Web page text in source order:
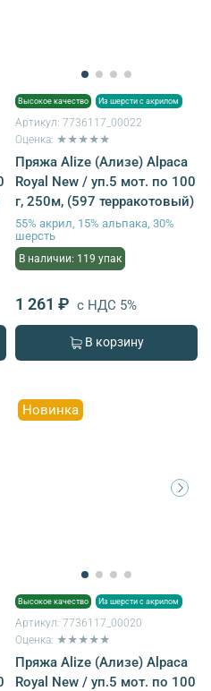
Высокое качество Из шерсти с акрилом
Артикул: 7736117_00022
Оценка: ★★★★★
Пряжа Alize (Ализе) Alpaca
Royal New / уп.5 мот. по 100
г, 250м, (597 терракотовый)
55% акрил, 15% альпака, 30%
шерсть
В наличии: 119 упак
1 261 ₽ с НДС 5%
В корзину
Новинка
Высокое качество Из шерсти с акрилом
Артикул: 7736117_00020
Оценка: ★★★★★
Пряжа Alize (Ализе) Alpaca
Royal New / уп.5 мот. по 100